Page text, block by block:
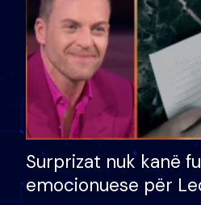
Surprizat nuk kanë
emocionuese për